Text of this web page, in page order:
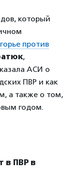
который
против
,
АСИ о
ПВР и как
а также о том,
годом.
в ПВР в